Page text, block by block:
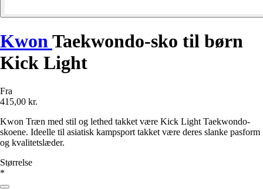
Kwon Taekwondo-sko til børn
Kick Light
Fra
415,00 kr.
Kwon Træn med stil og lethed takket være Kick Light Taekwondo-
skoene. Ideelle til asiatisk kampsport takket være deres slanke pasform
og kvalitetslæder.
Størrelse
*